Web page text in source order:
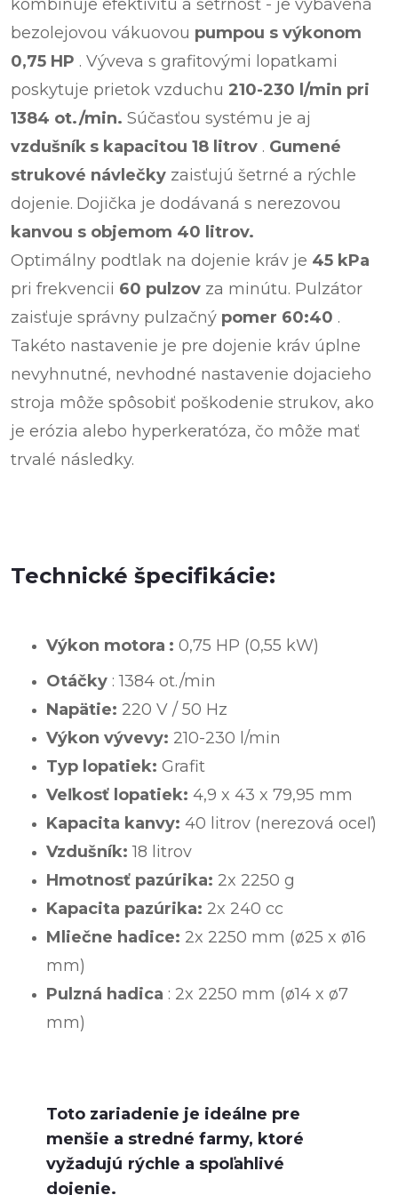
kombinuje efektivitu a šetrnosť - je vybavená
bezolejovou vákuovou pumpou s výkonom
0,75 HP . Výveva s grafitovými lopatkami
poskytuje prietok vzduchu 210-230 l/min pri
1384 ot./min. Súčasťou systému je aj
vzdušník s kapacitou 18 litrov . Gumené
strukové návlečky zaisťujú šetrné a rýchle
dojenie. Dojička je dodávaná s nerezovou
kanvou s objemom 40 litrov.
Optimálny podtlak na dojenie kráv je 45 kPa
pri frekvencii 60 pulzov za minútu. Pulzátor
zaisťuje správny pulzačný pomer 60:40 .
Takéto nastavenie je pre dojenie kráv úplne
nevyhnutné, nevhodné nastavenie dojacieho
stroja môže spôsobiť poškodenie strukov, ako
je erózia alebo hyperkeratóza, čo môže mať
trvalé následky.
Technické špecifikácie:
Výkon motora : 0,75 HP (0,55 kW)
Otáčky : 1384 ot./min
Napätie: 220 V / 50 Hz
Výkon vývevy: 210-230 l/min
Typ lopatiek: Grafit
Veľkosť lopatiek: 4,9 x 43 x 79,95 mm
Kapacita kanvy: 40 litrov (nerezová oceľ)
Vzdušník: 18 litrov
Hmotnosť pazúrika: 2x 2250 g
Kapacita pazúrika: 2x 240 cc
Mliečne hadice: 2x 2250 mm (ø25 x ø16
mm)
Pulzná hadica : 2x 2250 mm (ø14 x ø7
mm)
Toto zariadenie je ideálne pre
menšie a stredné farmy, ktoré
vyžadujú rýchle a spoľahlivé
dojenie.